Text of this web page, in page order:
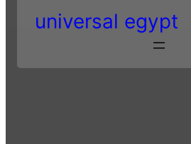
universal egypt